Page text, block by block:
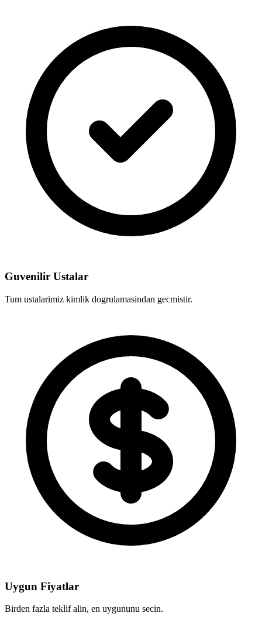
Guvenilir Ustalar
Tum ustalarimiz kimlik dogrulamasindan gecmistir.
Uygun Fiyatlar
Birden fazla teklif alin, en uygununu secin.